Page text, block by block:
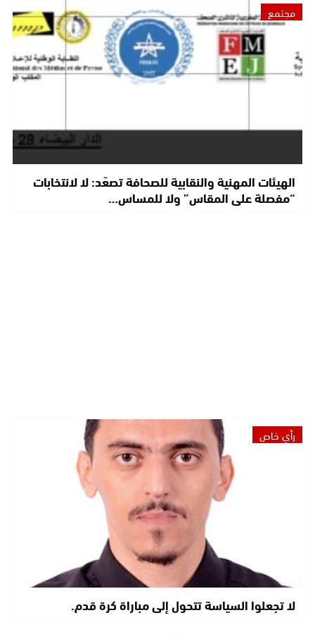
مجتمع
الهيئات المهنية والنقابية للصحافة تصعّد: لا لانتخابات
“مفصلة على المقاس” ولا للمساس…
رأي خاص
لا تجعلوا السياسة تتحول إلى مباراة كرة قدم.